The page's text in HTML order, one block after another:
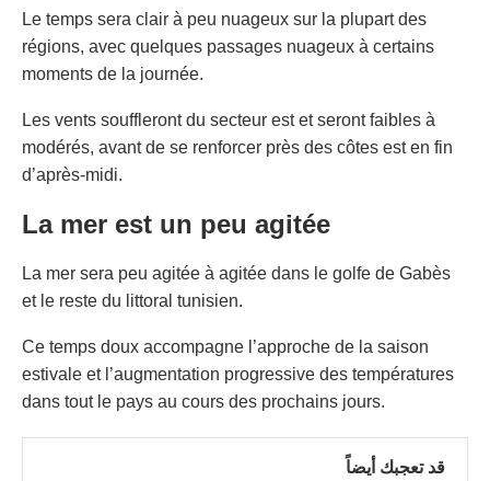
Le temps sera clair à peu nuageux sur la plupart des
régions, avec quelques passages nuageux à certains
moments de la journée.
Les vents souffleront du secteur est et seront faibles à
modérés, avant de se renforcer près des côtes est en fin
d’après-midi.
La mer est un peu agitée
La mer sera peu agitée à agitée dans le golfe de Gabès
et le reste du littoral tunisien.
Ce temps doux accompagne l’approche de la saison
estivale et l’augmentation progressive des températures
dans tout le pays au cours des prochains jours.
قد تعجبك أيضاً